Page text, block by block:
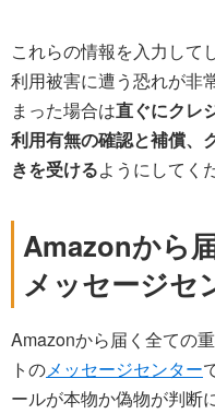
これらの情報を入力して
利用被害に遭う恐れが非
まった場合は直ぐにクレ
利用有無の確認と補償、
きを受けるようにしてく
Amazonから
メッセージセ
Amazonから届く全ての
トのメッセージセンター
ールが本物か偽物が判断